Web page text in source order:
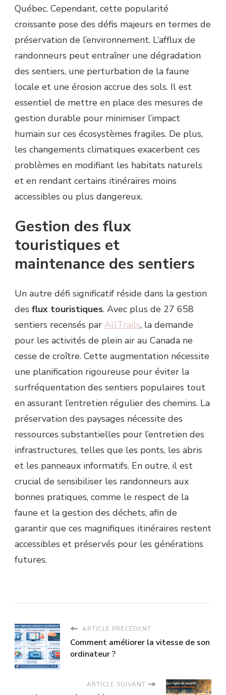
Québec. Cependant, cette popularité
croissante pose des défis majeurs en termes de
préservation de l’environnement. L’afflux de
randonneurs peut entraîner une dégradation
des sentiers, une perturbation de la faune
locale et une érosion accrue des sols. Il est
essentiel de mettre en place des mesures de
gestion durable pour minimiser l’impact
humain sur ces écosystèmes fragiles. De plus,
les changements climatiques exacerbent ces
problèmes en modifiant les habitats naturels
et en rendant certains itinéraires moins
accessibles ou plus dangereux.
Gestion des flux
touristiques et
maintenance des sentiers
Un autre défi significatif réside dans la gestion
des flux touristiques. Avec plus de 27 658
sentiers recensés par AllTrails, la demande
pour les activités de plein air au Canada ne
cesse de croître. Cette augmentation nécessite
une planification rigoureuse pour éviter la
surfréquentation des sentiers populaires tout
en assurant l’entretien régulier des chemins. La
préservation des paysages nécessite des
ressources substantielles pour l’entretien des
infrastructures, telles que les ponts, les abris
et les panneaux informatifs. En outre, il est
crucial de sensibiliser les randonneurs aux
bonnes pratiques, comme le respect de la
faune et la gestion des déchets, afin de
garantir que ces magnifiques itinéraires restent
accessibles et préservés pour les générations
futures.
ARTICLE PRÉCÉDENT
Comment améliorer la vitesse de son
ordinateur ?
ARTICLE SUIVANT